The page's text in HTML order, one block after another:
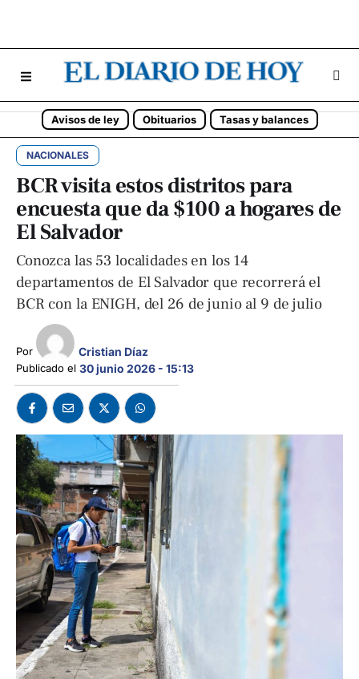
Avisos de ley Obituarios Tasas y balances
NACIONALES
BCR visita estos distritos para
encuesta que da $100 a hogares de
El Salvador
Conozca las 53 localidades en los 14
departamentos de El Salvador que recorrerá el
BCR con la ENIGH, del 26 de junio al 9 de julio
Por Cristian Díaz
Publicado el 30 junio 2026 - 15:13